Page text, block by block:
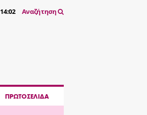
14:02 Αναζήτηση
ΠΡΩΤΟΣΕΛΙΔΑ